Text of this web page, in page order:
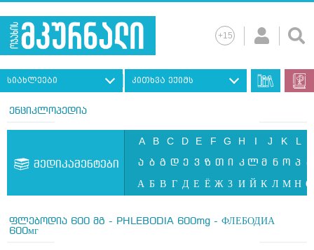
სიახლეები კითხვა ექიმს
ენციკლოპედია
მედიკამენტები
A B C D E F G H I J K L
ა ბ გ დ ე ვ ზ თ ი კ ლ მ ნ ო პ ჟ
А Б В Г Д Е Ё Ж З И Й К Л М Н О
ფლებოდია 600 მგ - PHLEBODIA 600mg - ФЛЕБОДИА
600мг